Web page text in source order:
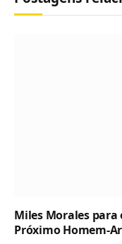
Miles Morales para
Próximo Homem-